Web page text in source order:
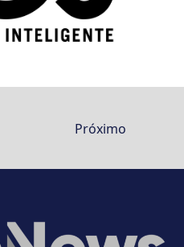
Próximo